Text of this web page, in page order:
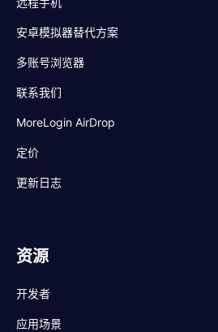
安卓模拟器替代方案
多账号浏览器
联系我们
MoreLogin AirDrop
定价
更新日志
资源
开发者
应用场景